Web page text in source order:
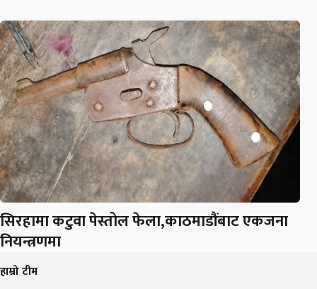
सिरहामा कटुवा पेस्तोल फेला,काठमाडौंबाट एकजना
नियन्त्रणमा
हाम्रो टीम